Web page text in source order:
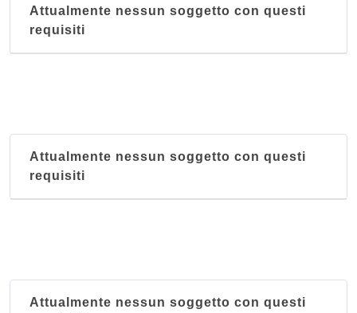
Attualmente nessun soggetto con questi
requisiti
Attualmente nessun soggetto con questi
requisiti
Attualmente nessun soggetto con questi